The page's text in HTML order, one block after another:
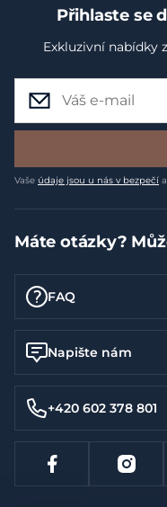
Přihlaste se
Exkluzivní nabídky
Vaše údaje jsou u nás v bezpečí
Máte otázky?
FAQ
Napište nám
+420 602 378 801